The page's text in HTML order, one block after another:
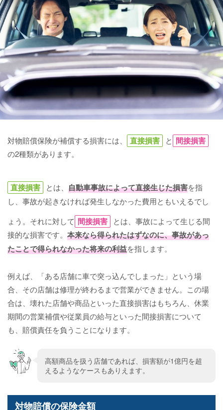
対物賠償保険が補償する損害には、 直接損害 と 間接損害
の2種類があります。
直接損害 とは、 自動車事故によって直接生じた損害を指
し、事故が起きなければ発生しなかった費用ともいえるでし
ょう。それに対して 間接損害
とは、事故によって生じる間
接的な損害です。 本来なら得られたはずなのに、事故があっ
たことで得られなかった将来の利益を指します。
例えば、「ある店舗に車で突っ込んでしまった」という場
合、その店舗は修理が終わるまで営業ができません。この場
合は、壊れた店舗や商品といった直接損害はもちろん、休業
期間の営業補償や従業員の給与といった間接損害について
も、賠償責任を負うことになります。
高額商品を扱う店舗であれば、損害額が1億円を超
えるようなケースもありえます。
対物賠償の保険金額